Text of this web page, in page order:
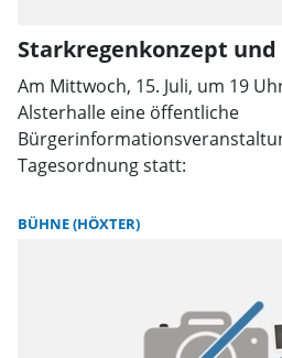
Starkregenkonzept
Am Mittwoch, 15. Juli, um 19
Alsterhalle eine öffentliche
Tagesordnung statt:
BÜHNE (HÖXTER)